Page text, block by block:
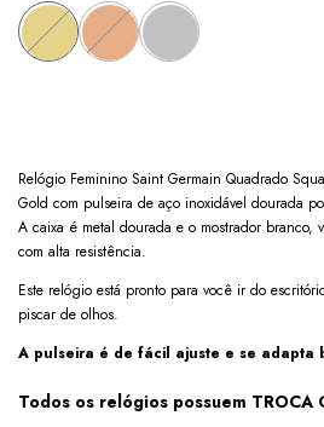
Relógio Feminino Saint Germain Quadrado
Gold com pulseira de aço inoxidável dourada
A caixa é metal dourada e o mostrador branco,
com alta resistência.
Este relógio está pronto para você ir do
piscar de olhos.
A pulseira é de fácil ajuste e se adapta
Todos os relógios possuem TROCA